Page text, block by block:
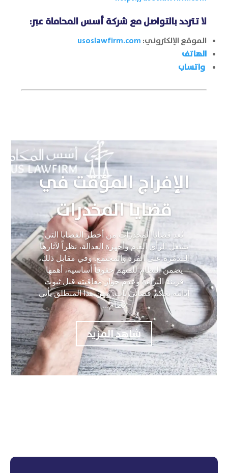
لا تتردد بالتواصل معشركة أسس المحاماة عبر:
الموقع الإلكتروني: usoslawfirm.com
الهاتف
واتساب
الإفراج المؤقت في
قضايا المخدرات
تُعد قضايا المخدرات من أخطر القضايا التي
تشغل الرأي العام وأجهزة العدالة، نظراً لآثارها
المدمّرة على الفرد والمجتمع. وفي مقابل ذلك،
يضمن النظام للمتهم حقوقاً أساسية، أهمها
قرينة البراءة وعدم جواز معاقبته قبل ثبوت
إدانته بحكم قضائي بات. ومن هذا المنطلق يأتي
نظام...
شاهد المزيد